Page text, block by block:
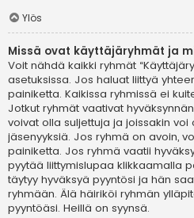
Ylös
Missä ovat käyttäjäryhmät ja
Voit nähdä kaikki ryhmät
asetuksissa. Jos haluat liittyä
painiketta. Kaikissa ryhmissä ei
Jotkut ryhmät vaativat
voivat olla suljettuja ja joissakin
jäsenyyksiä. Jos ryhmä on avoin,
painiketta. Jos ryhmä vaatii
pyytää liittymislupaa klikkaamalla
täytyy hyväksyä pyyntösi ja hän
ryhmään. Älä häiriköi ryhmän
pyyntöäsi. Heillä on syynsä.